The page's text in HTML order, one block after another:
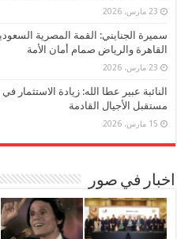
23 مارس، 2026
سميرة الجنايني: القمة المصرية
القاهرة والرياض صمام أمان الأمة
23 مارس، 2026
النائبة عبير عطا الله: زيادة
مستقبل الأجيال القادمة
15 مارس، 2026
اخبار في صور